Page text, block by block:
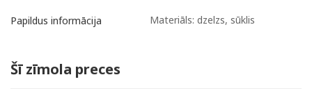
Papildus informācija Materiāls: dzelzs, sūklis
Šī zīmola preces